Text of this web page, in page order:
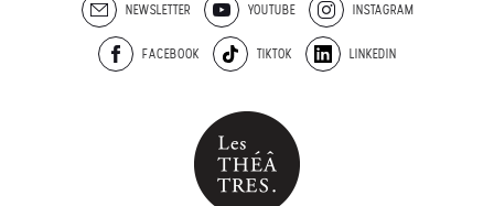
NEWSLETTER YOUTUBE INSTAGRAM
FACEBOOK TIKTOK LINKEDIN